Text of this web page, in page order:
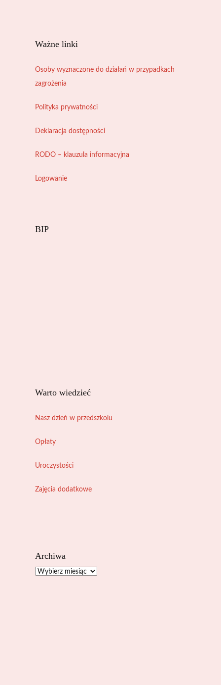
Ważne linki
Osoby wyznaczone do działań w przypadkach
zagrożenia
Polityka prywatności
Deklaracja dostępności
RODO – klauzula informacyjna
Logowanie
BIP
Warto wiedzieć
Nasz dzień w przedszkolu
Opłaty
Uroczystości
Zajęcia dodatkowe
Archiwa
Archiwa